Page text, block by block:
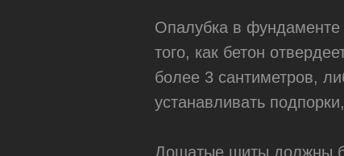
Опалубка в фундаменте
того, как бетон
более 3 сантиметров,
устанавливать
Дощатые щиты должны
Наш
+7 (495) 148-67-68